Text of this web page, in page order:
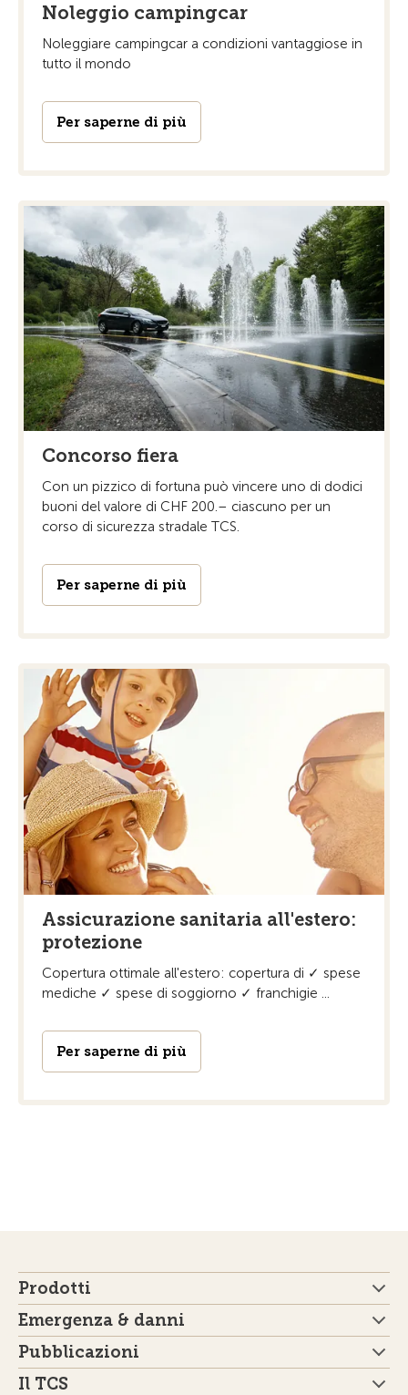
Noleggio campingcar
Noleggiare campingcar a condizioni vantaggiose in
tutto il mondo
Per saperne di più
Concorso fiera
Con un pizzico di fortuna può vincere uno di dodici
buoni del valore di CHF 200.– ciascuno per un
corso di sicurezza stradale TCS.
Per saperne di più
Assicurazione sanitaria all'estero:
protezione
Copertura ottimale all'estero: copertura di ✓ spese
mediche ✓ spese di soggiorno ✓ franchigie ...
Per saperne di più
Prodotti
Emergenza & danni
Pubblicazioni
Il TCS